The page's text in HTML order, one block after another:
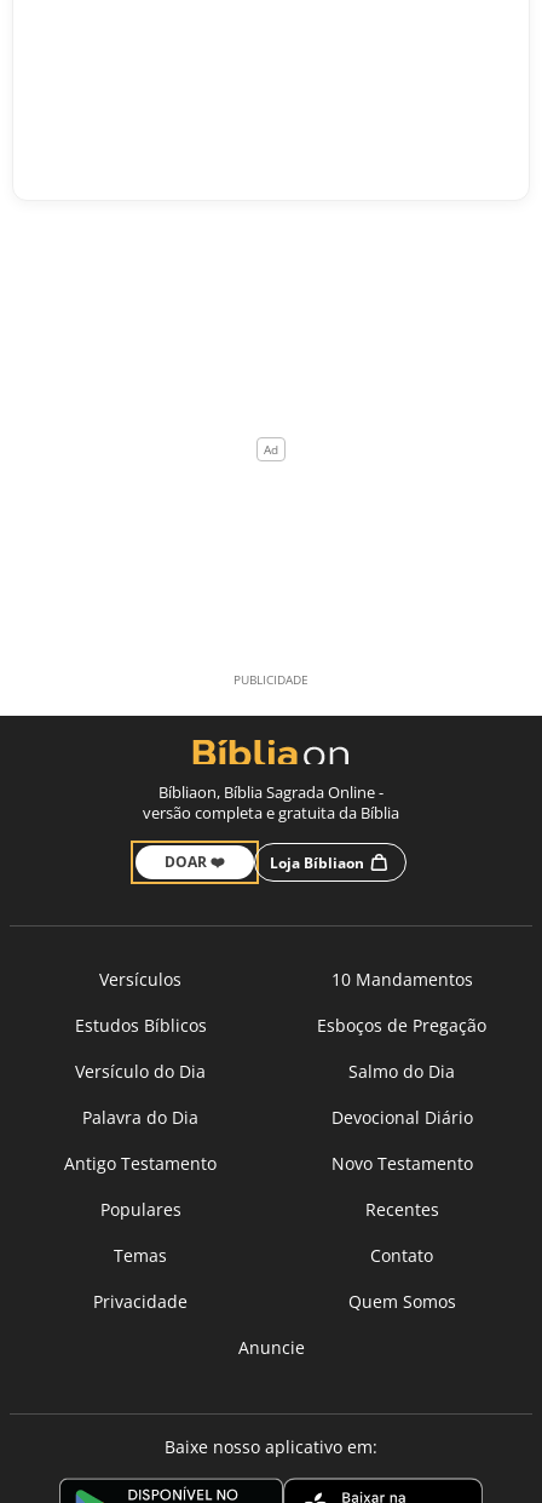
Bíbliaon, Bíblia Sagrada Online -
versão completa e gratuita da Bíblia
DOAR ❤️ Loja Bíbliaon
Versículos
10 Mandamentos
Estudos Bíblicos
Esboços de Pregação
Versículo do Dia
Salmo do Dia
Palavra do Dia
Devocional Diário
Antigo Testamento
Novo Testamento
Populares
Recentes
Temas
Contato
Privacidade
Quem Somos
Anuncie
Baixe nosso aplicativo em: